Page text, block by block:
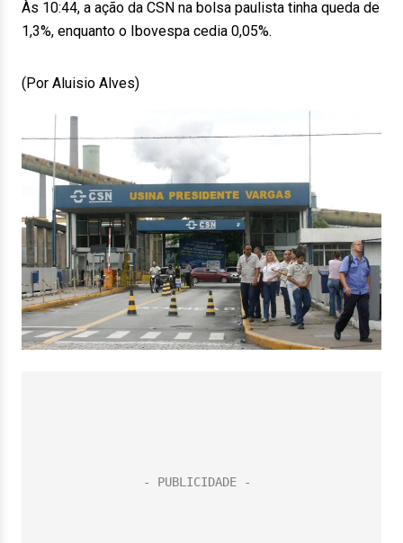
Às 10:44, a ação da CSN na bolsa paulista tinha queda de
1,3%, enquanto o Ibovespa cedia 0,05%.
(Por Aluisio Alves)